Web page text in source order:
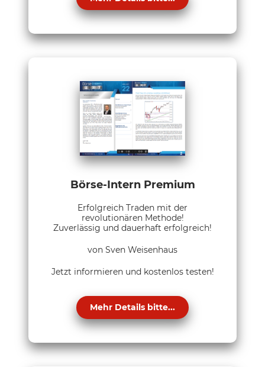
Börse-Intern Premium
Erfolgreich Traden mit der
revolutionären Methode!
Zuverlässig und dauerhaft erfolgreich!
von Sven Weisenhaus
Jetzt informieren und kostenlos testen!
Mehr Details bitte...